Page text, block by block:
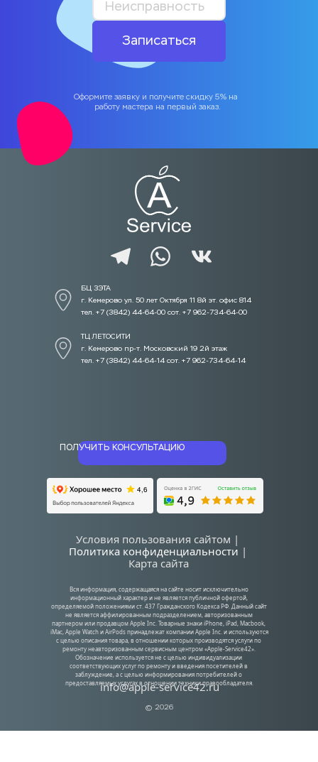
Оформите заявку и получите скидку 5% на
работу мастера на первый заказ.
Записаться
© 2026
БЦ ЗЭТА
г. Кемерово ул. 50 лет Октября 11 8й эт. офис 814
тел. +7 (3842) 44-64-00 сот. +7 962-734-64-00
info@apple-service42.ru
Вся информация, содержащаяся на сайте носит исключительно
информационный характер и не является публичной офертой,
определяемой положениями ст. 437 Гражданского Кодекса РФ. Данный сайт
не является аффилированным подразделением, авторизованным
партнером или продавцом Apple Inc. Товарные знаки iPhone, iPad, Macbook,
iMac, Apple Watch и AirPods принадлежат компании Apple Inc. и используются
с целью описания товара, в отношении которых производятся услуги по
ремонту неавторизованным сервисным центром «Apple-Service42».
Обозначение используется не с целью индивидуализации
соответствующих услуг по ремонту и введения посетителей в
заблуждение, а с целью информирования потребителей о
предоставляемых услугах в отношении техники правообладателя.
Политика конфиденциальности |
Карта сайта
ТЦ ЛЕТОСИТИ
г. Кемерово пр-т. Московский 19 2й этаж
тел. +7 (3842) 44-64-14 сот. +7 962-734-64-14
ПОЛУЧИТЬ КОНСУЛЬТАЦИЮ